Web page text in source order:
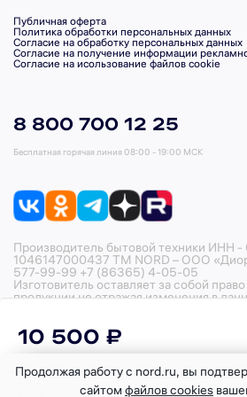
Публичная оферта
Политика обработки персональных данных
Согласие на обработку персональных данных
Согласие на получение информации
Согласие на исользование файлов cookie
8 800 700 12 25
Бесплатная горячая линия 08:00 - 19:00 МСК
Производитель бытовой техники ИНН
1046147000437 ТМ NORD – ООО
577-99-99 +7 (86365) 4-05-05
Изготовитель оставляет за собой
продукции не отражая изменения в
Продолжая работу с nord.ru, вы
сайтом файлов cookies
10 500 ₽